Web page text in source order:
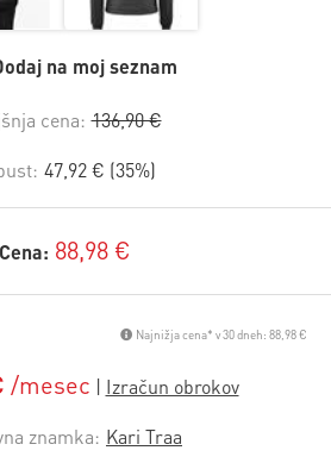
na moj seznam
cena: 136,90 €
47,92 € (35%)
Cena: 88,98 €
Najnižja cena* v 30 dneh: 88,98 €
/mesec
znamka: Kari Traa